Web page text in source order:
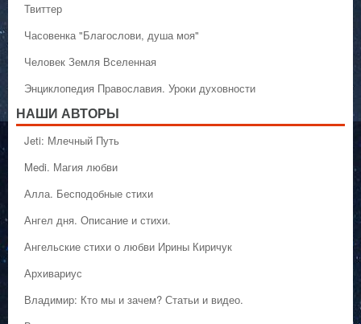
Твиттер
Часовенка "Благослови, душа моя"
Человек Земля Вселенная
Энциклопедия Православия. Уроки духовности
НАШИ АВТОРЫ
Jeti: Млечный Путь
Medi. Магия любви
Алла. Бесподобные стихи
Ангел дня. Описание и стихи.
Ангельские стихи о любви Ирины Киричук
Архивариус
Владимир: Кто мы и зачем? Статьи и видео.